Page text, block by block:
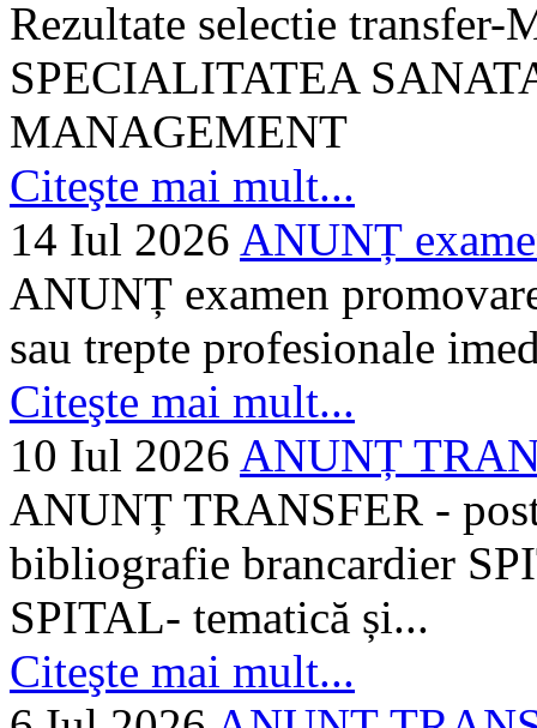
Rezultate selectie
SPECIALITATEA
MANAGEMENT
Citeşte mai mult...
14 Iul 2026 ANUNȚ
ANUNȚ examen
sau trepte profesionale
Citeşte mai mult...
10 Iul 2026 ANUNȚ
ANUNȚ TRANSFER -
bibliografie brancardier
SPITAL- tematică și...
Citeşte mai mult...